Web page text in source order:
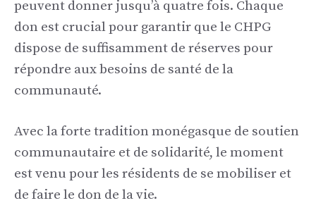
peuvent donner jusqu’à quatre fois. Chaque
don est crucial pour garantir que le CHPG
dispose de suffisamment de réserves pour
répondre aux besoins de santé de la
communauté.
Avec la forte tradition monégasque de soutien
communautaire et de solidarité, le moment
est venu pour les résidents de se mobiliser et
de faire le don de la vie.